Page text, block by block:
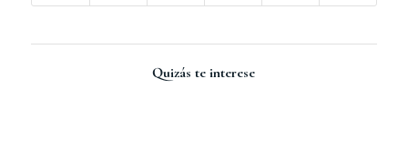
Quizás te interese